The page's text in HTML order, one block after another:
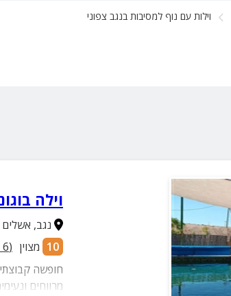
וילות עם נוף למסיבות בנגב צפוני
וילה
נגב, אשלים
10 מצוין (
6
חופשה
מרווחים